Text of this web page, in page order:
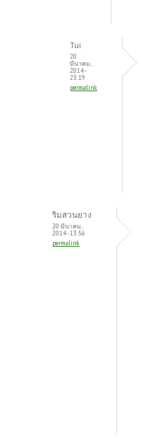
Tui
20
มีนาคม,
2014 -
23:19
permalink
ริมสวนยาง
20 มีนาคม,
2014 - 13:56
permalink